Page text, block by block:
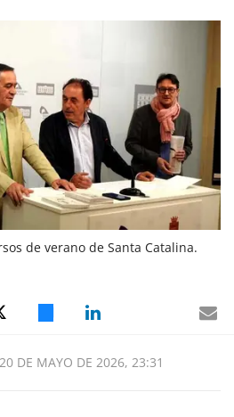
de verano de Santa Catalina.
20 DE MAYO DE 2026, 23:31